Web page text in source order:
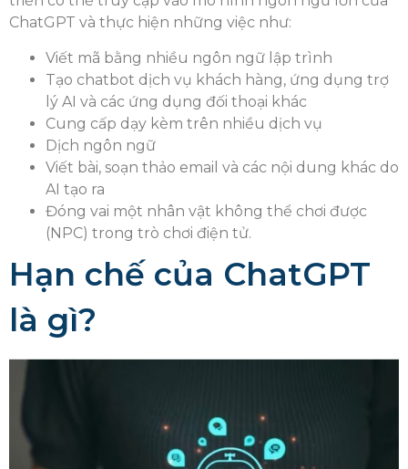
ChatGPT và thực hiện những việc như:
Viết mã bằng nhiều ngôn ngữ lập trình
Tạo chatbot dịch vụ khách hàng, ứng dụng trợ
lý AI và các ứng dụng đối thoại khác
Cung cấp dạy kèm trên nhiều dịch vụ
Dịch ngôn ngữ
Viết bài, soạn thảo email và các nội dung khác do
AI tạo ra
Đóng vai một nhân vật không thể chơi được
(NPC) trong trò chơi điện tử.
Hạn chế của ChatGPT
là gì?